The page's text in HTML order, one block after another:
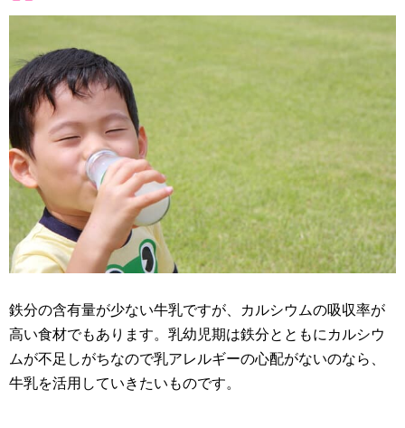
鉄分の含有量が少ない牛乳ですが、カルシウムの吸収率が
高い食材でもあります。乳幼児期は鉄分とともにカルシウ
ムが不足しがちなので乳アレルギーの心配がないのなら、
牛乳を活用していきたいものです。